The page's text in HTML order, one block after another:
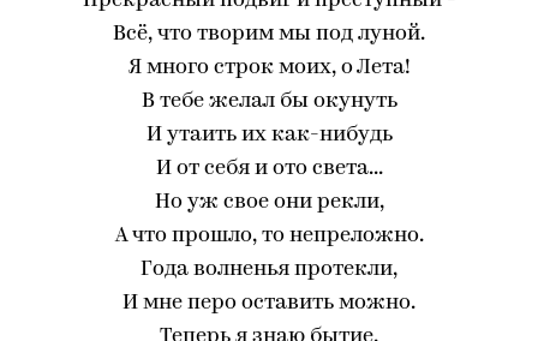
Всё, что творим мы под луной.
Я много строк моих, о Лета!
В тебе желал бы окунуть
И утаить их как-нибудь
И от себя и ото света...
Но уж свое они рекли,
А что прошло, то непреложно.
Года волненья протекли,
И мне перо оставить можно.